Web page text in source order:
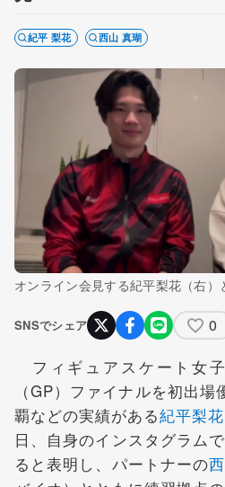
紀平 梨花 西山 真瑚
オンライン会見する紀平梨花（右）
SNSでシェア 0
フィギュアスケート女
（GP）ファイナルを初出
覇などの実績がある紀平梨花
日、自身のインスタグラム
ると表明し、パートナーの